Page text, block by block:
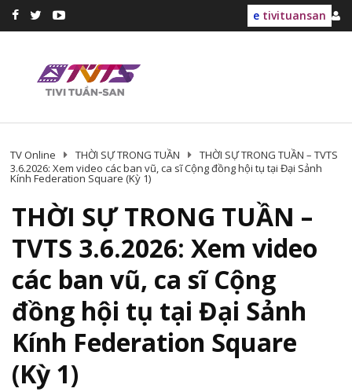
e tivituansan
TV Online THỜI SỰ TRONG TUẦN
THỜI SỰ TRONG TUẦN – TVTS
3.6.2026: Xem video các ban vũ, ca sĩ Cộng đồng hội tụ tại Đại Sảnh
Kính Federation Square (Kỳ 1)
THỜI SỰ TRONG TUẦN –
TVTS 3.6.2026: Xem video
các ban vũ, ca sĩ Cộng
đồng hội tụ tại Đại Sảnh
Kính Federation Square
(Kỳ 1)